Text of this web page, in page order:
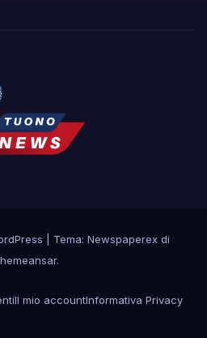
Tema: Newspaperex di
.
Il mio accountInformativa Privacy